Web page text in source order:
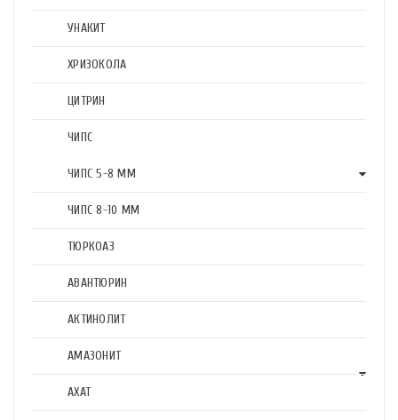
УНАКИТ
ХРИЗОКОЛА
ЦИТРИН
ЧИПС
ЧИПС 5-8 ММ
ЧИПС 8-10 ММ
ТЮРКОАЗ
АВАНТЮРИН
АКТИНОЛИТ
АМАЗОНИТ
АХАТ